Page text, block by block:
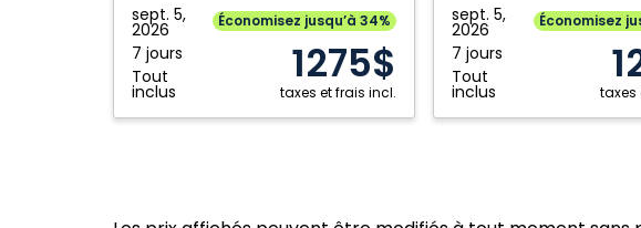
sept. 5,
2026
7 jours
Tout
inclus
Économisez jusqu’à 34%
1275$
taxes et frais incl.
République
dominicaine
sept. 5,
2026
7 jours
Tout
inclus
Économisez
taxes
Punta
Cana,
République
dominicaine